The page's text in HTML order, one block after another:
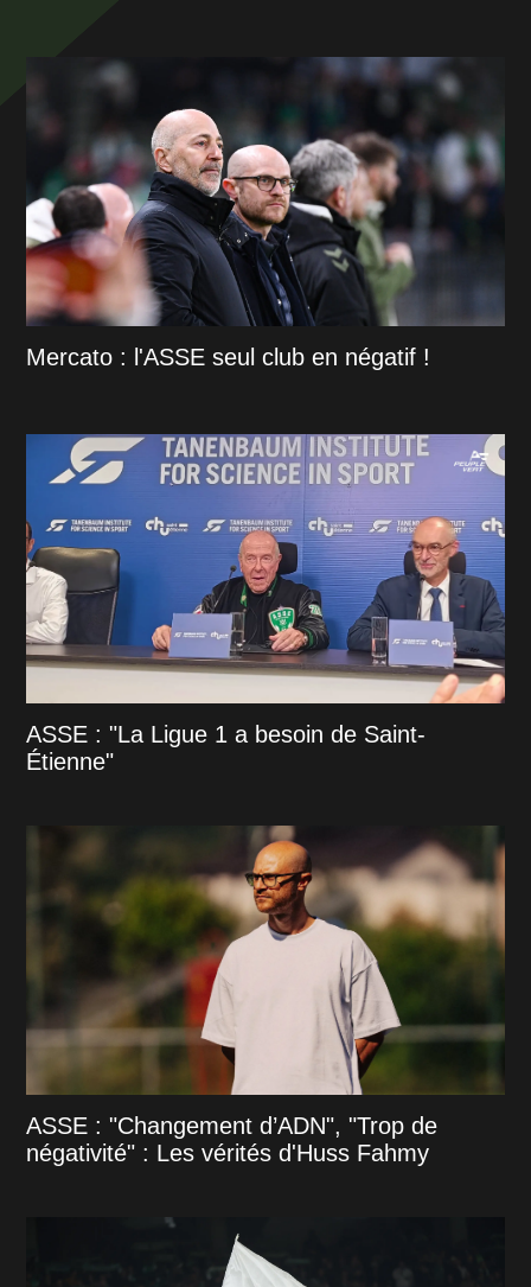
Mercato : l'ASSE seul club en négatif !
ASSE : "La Ligue 1 a besoin de Saint-
Étienne"
ASSE : "Changement d’ADN", "Trop de
négativité" : Les vérités d'Huss Fahmy